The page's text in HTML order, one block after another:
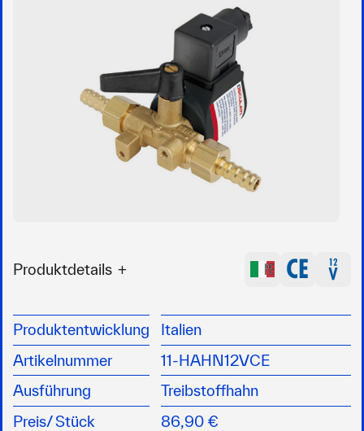
Produktdetails
mit RINA-Zulassung DIP 61697)
ermöglicht die Unterbrechung des
Treibstoffflusses über Fernbedienung
auch manuelle Bedienung möglich.
mit Nippeln für 8/10 mm Gummischlauch und
10 mm Nippeln für Kupferleitung
Produktentwicklung
Italien
Artikelnummer
11-HAHN12VCE
Ausführung
Treibstoffhahn
Preis/Stück 86,90 €